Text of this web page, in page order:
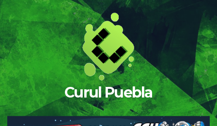
Saltar
al
contenido
Curul Puebla